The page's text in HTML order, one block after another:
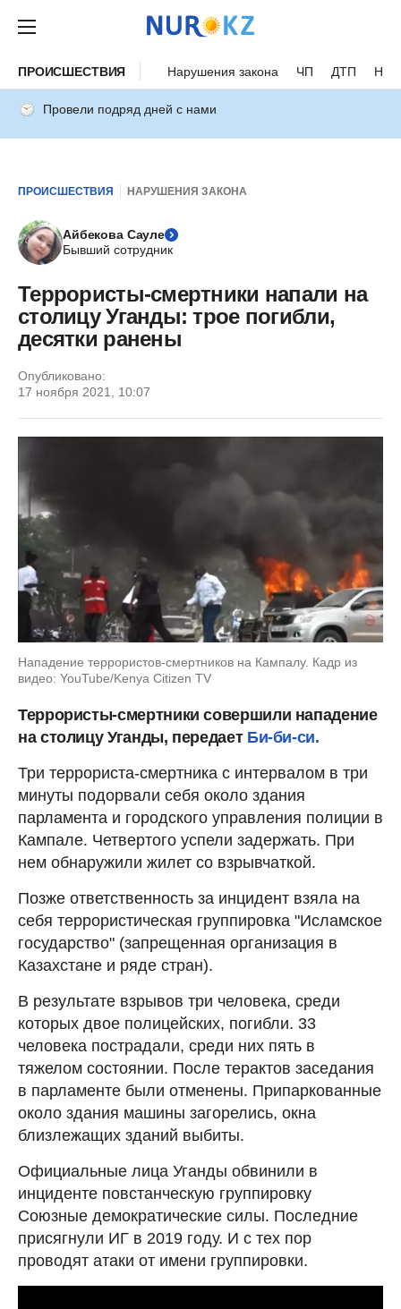
ПРОИСШЕСТВИЯ Нарушения закона ЧП ДТП
Провели подряд дней с нами
ПРОИСШЕСТВИЯ НАРУШЕНИЯ ЗАКОНА
Айбекова Сауле
Бывший сотрудник
Террористы-смертники напали на
столицу Уганды: трое погибли,
десятки ранены
Опубликовано:
17 ноября 2021, 10:07
Нападение террористов-смертников на Кампалу. Кадр из
видео: YouTube/Kenya Citizen TV
Террористы-смертники совершили нападение
на столицу Уганды, передает Би-би-си.
Три террориста-смертника с интервалом в три
минуты подорвали себя около здания
парламента и городского управления полиции в
Кампале. Четвертого успели задержать. При
нем обнаружили жилет со взрывчаткой.
Позже ответственность за инцидент взяла на
себя террористическая группировка "Исламское
государство" (запрещенная организация в
Казахстане и ряде стран).
В результате взрывов три человека, среди
которых двое полицейских, погибли. 33
человека пострадали, среди них пять в
тяжелом состоянии. После терактов заседания
в парламенте были отменены. Припаркованные
около здания машины загорелись, окна
близлежащих зданий выбиты.
Официальные лица Уганды обвинили в
инциденте повстанческую группировку
Союзные демократические силы. Последние
присягнули ИГ в 2019 году. И с тех пор
проводят атаки от имени группировки.